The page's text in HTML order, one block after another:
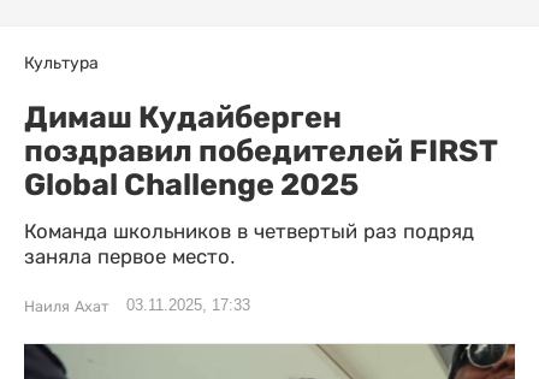
Культура
Димаш Кудайберген
поздравил победителей FIRST
Global Challenge 2025
Команда школьников в четвертый раз подряд
заняла первое место.
Наиля Ахат 03.11.2025, 17:33